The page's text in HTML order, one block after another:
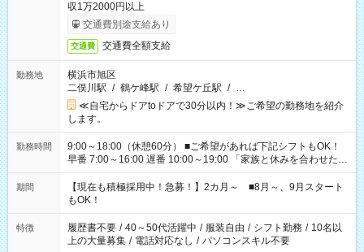
収1万2000円以上
交通費別途支給あり
交通費 交通費全額支給
勤務地
横浜市旭区
二俣川駅 / 鶴ケ峰駅 / 希望ケ丘駅 / …
≪自宅からドアtoドアで30分以内！≫ご希望の勤務地を紹介
します。
勤務時間
9:00～18:00（休憩60分） ■ご希望があれば下記シフトもOK！
早番 7:00～16:00 遅番 10:00～19:00 「家族と休みを合わせた
い」 「余裕を持って夕飯の準備がしたい」 「できれば残業はし
たくない」 など、ご希望を教えてくださいね。 ※Wワーク希望
の方へ 今ご覧のお仕事で希望する勤務時間と、もう1つのお仕事
の勤務時間。 合計で週40時間を超える場合は応募できません。
期間
【現在も積極採用中！急募！】2カ月～ ■8月～、9月スタート
もOK！
特徴 履歴書不要 / 40～50代活躍中 / 服装自由 / シフト勤務 / 10名以
上の大量募集 / 電話対応なし / パソコンスキル不要